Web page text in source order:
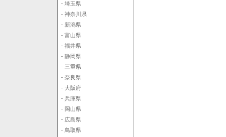
- 埼玉県
- 神奈川県
- 新潟県
- 富山県
- 福井県
- 静岡県
- 三重県
- 奈良県
- 大阪府
- 兵庫県
- 岡山県
- 広島県
- 鳥取県